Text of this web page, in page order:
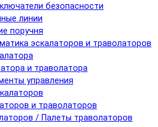
безопасности
линии
поручня
эскалаторов и траволаторов
и траволатора
управления
и траволаторов
/ Палеты траволаторов